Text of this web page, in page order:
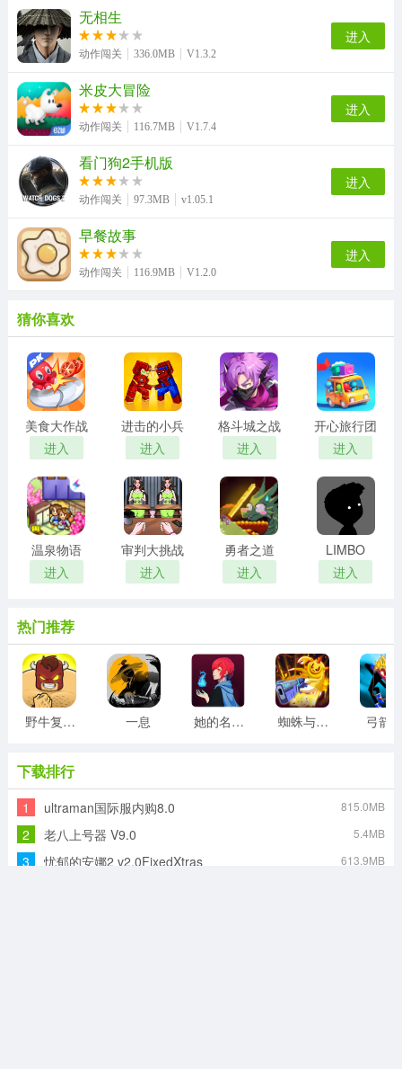
无相生
动作闯关 336.0MB V1.3.2
进入
米皮大冒险
动作闯关 116.7MB V1.7.4
进入
看门狗2手机版
动作闯关 97.3MB v1.05.1
进入
早餐故事
动作闯关 116.9MB V1.2.0
进入
猜你喜欢
美食大作战
进入
进击的小兵
进入
格斗城之战
进入
开心旅行团
进入
温泉物语
进入
审判大挑战
进入
勇者之道
进入
LIMBO
进入
热门推荐
野牛复仇记 一息 她的名字叫火 蜘蛛与激光剑 弓箭
下载排行
1 ultraman国际服内购8.0 815.0MB
2 老八上号器 V9.0 5.4MB
3 忧郁的安娜2 v2.0FixedXtras 613.9MB